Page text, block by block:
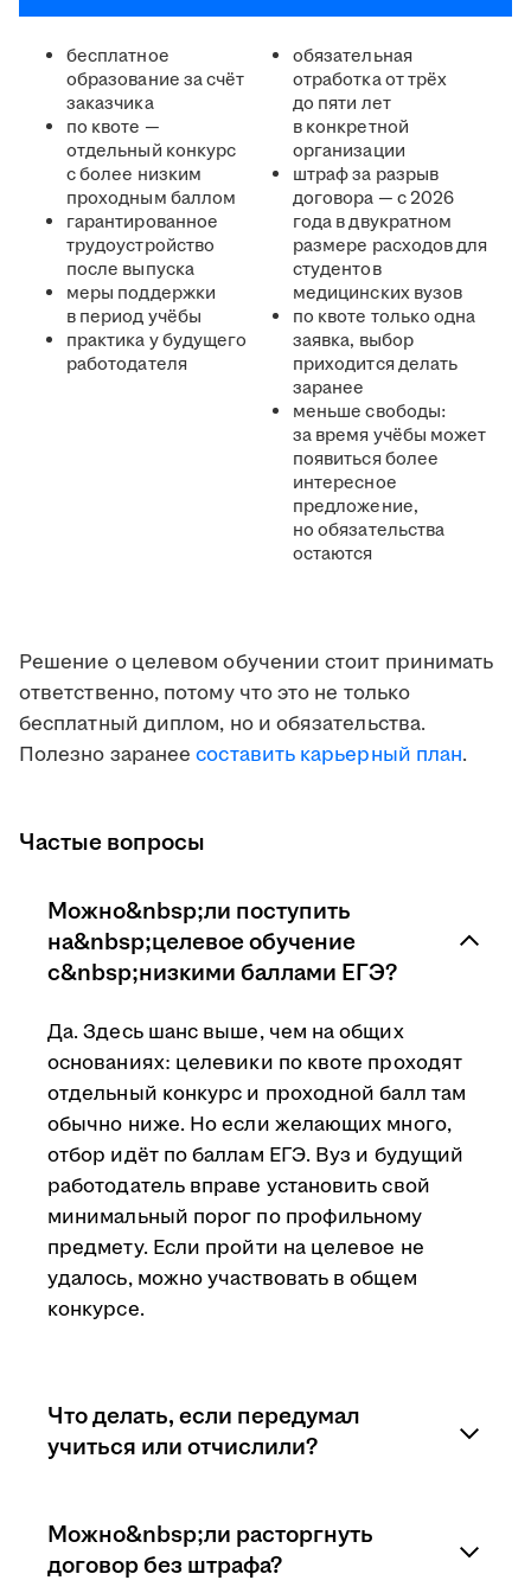
бесплатное
образование за счёт
заказчика
по квоте —
отдельный конкурс
с более низким
проходным баллом
гарантированное
трудоустройство
после выпуска
меры поддержки
в период учёбы
практика у будущего
работодателя
обязательная
отработка от трёх
до пяти лет
в конкретной
организации
штраф за разрыв
договора — с 2026
года в двукратном
размере расходов для
студентов
медицинских вузов
по квоте только одна
заявка, выбор
приходится делать
заранее
меньше свободы:
за время учёбы может
появиться более
интересное
предложение,
но обязательства
остаются
Решение о целевом обучении стоит принимать
ответственно, потому что это не только
бесплатный диплом, но и обязательства.
Полезно заранее составить карьерный план.
Частые вопросы
Можно&nbsp;ли поступить
на&nbsp;целевое обучение
с&nbsp;низкими баллами ЕГЭ?
Да. Здесь шанс выше, чем на общих
основаниях: целевики по квоте проходят
отдельный конкурс и проходной балл там
обычно ниже. Но если желающих много,
отбор идёт по баллам ЕГЭ. Вуз и будущий
работодатель вправе установить свой
минимальный порог по профильному
предмету. Если пройти на целевое не
удалось, можно участвовать в общем
конкурсе.
Что делать, если передумал
учиться или отчислили?
этапе учащийся расторгает договор.
Перевод на другую специальность,
Можно&nbsp;ли расторгнуть
договор без штрафа?